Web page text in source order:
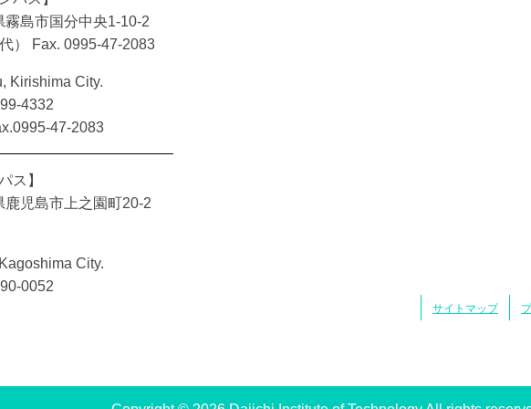
島市国分中央1-10-2
）
Fax. 0995-47-2083
Kirishima City.
4332
47-2083
ス】
児島市上之園町20-2
City.
0052
サイトマップ